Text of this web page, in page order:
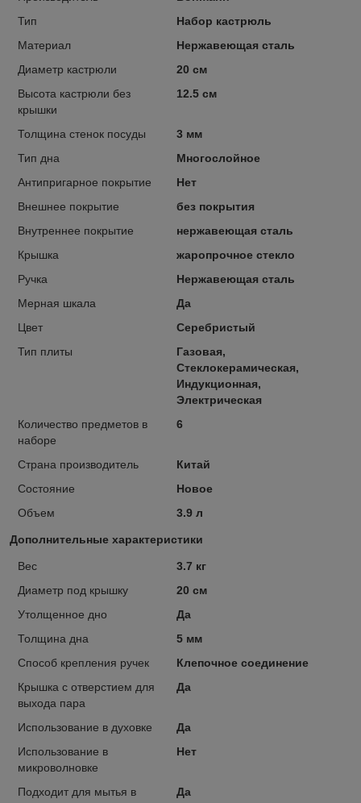
Тип
Набор кастрюль
Материал
Нержавеющая сталь
Диаметр кастрюли
20 см
Высота кастрюли без
крышки
12.5 см
Толщина стенок посуды
3 мм
Тип дна
Многослойное
Антипригарное покрытие
Нет
Внешнее покрытие
без покрытия
Внутреннее покрытие
нержавеющая сталь
Крышка
жаропрочное стекло
Ручка
Нержавеющая сталь
Мерная шкала
Да
Цвет
Серебристый
Тип плиты
Газовая,
Стеклокерамическая,
Индукционная,
Электрическая
Количество предметов в
наборе
6
Страна производитель
Китай
Состояние
Новое
Объем
3.9 л
Дополнительные характеристики
Вес
3.7 кг
Диаметр под крышку
20 см
Утолщенное дно
Да
Толщина дна
5 мм
Способ крепления ручек
Клепочное соединение
Крышка с отверстием для
выхода пара
Да
Использование в духовке
Да
Использование в
микроволновке
Нет
Подходит для мытья в
Да